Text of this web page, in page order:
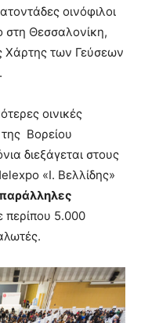
οινόφιλοι
στη Θεσσαλονίκη,
Χάρτης των Γεύσεων
οινικές
Βορείου
διεξάγεται στους
«Ι. Βελλίδης»
περίπου 5.000